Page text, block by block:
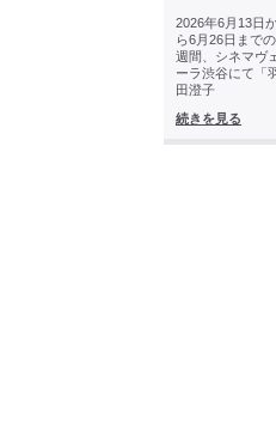
2026年6月13日
ら6月26日まで
週間、シネマヴ
ーラ渋谷にて「
田澄子
続きを見る